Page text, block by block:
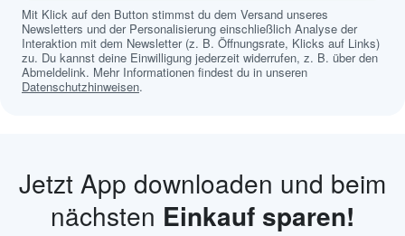
Mit Klick auf den Button stimmst du dem Versand unseres
Newsletters und der Personalisierung einschließlich Analyse der
Interaktion mit dem Newsletter (z. B. Öffnungsrate, Klicks auf Links)
zu. Du kannst deine Einwilligung jederzeit widerrufen, z. B. über den
Abmeldelink. Mehr Informationen findest du in unseren
Datenschutzhinweisen.
Jetzt App downloaden und beim
nächsten Einkauf sparen!